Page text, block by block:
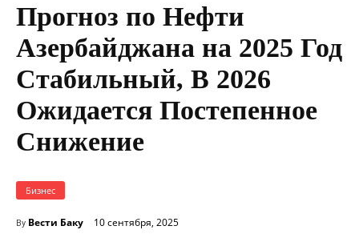
Прогноз по Нефти
Азербайджана на 2025 Год
Стабильный, В 2026
Ожидается Постепенное
Снижение
Бизнес
By Вести Баку 10 сентября, 2025